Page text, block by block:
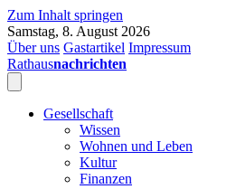
Zum Inhalt springen
Samstag, 8. August 2026
Über uns Gastartikel Impressum
Rathausnachrichten
Gesellschaft
Wissen
Wohnen und Leben
Kultur
Finanzen